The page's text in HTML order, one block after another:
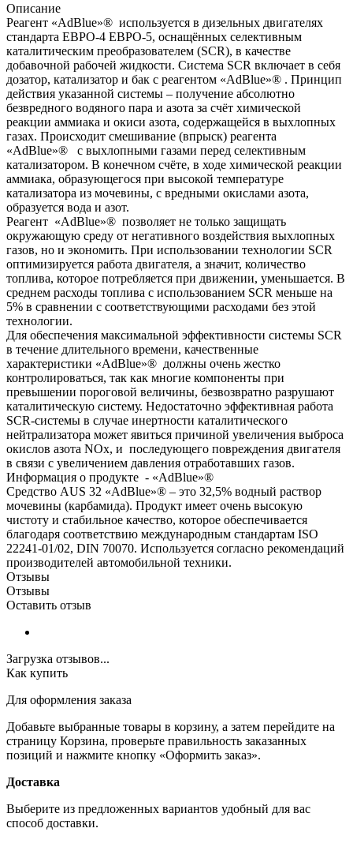
Описание
Реагент «AdBlue»® используется в дизельных двигателях
стандарта ЕВРО-4 ЕВРО-5, оснащённых селективным
каталитическим преобразователем (SCR), в качестве
добавочной рабочей жидкости. Система SCR включает в себя
дозатор, катализатор и бак с реагентом «AdBlue»® . Принцип
действия указанной системы – получение абсолютно
безвредного водяного пара и азота за счёт химической
реакции аммиака и окиси азота, содержащейся в выхлопных
газах. Происходит смешивание (впрыск) реагента
«AdBlue»® с выхлопными газами перед селективным
катализатором. В конечном счёте, в ходе химической реакции
аммиака, образующегося при высокой температуре
катализатора из мочевины, с вредными окислами азота,
образуется вода и азот.
Реагент «AdBlue»® позволяет не только защищать
окружающую среду от негативного воздействия выхлопных
газов, но и экономить. При использовании технологии SCR
оптимизируется работа двигателя, а значит, количество
топлива, которое потребляется при движении, уменьшается. В
среднем расходы топлива с использованием SCR меньше на
5% в сравнении с соответствующими расходами без этой
технологии.
Для обеспечения максимальной эффективности системы SCR
в течение длительного времени, качественные
характеристики «AdBlue»® должны очень жестко
контролироваться, так как многие компоненты при
превышении пороговой величины, безвозвратно разрушают
каталитическую систему. Недостаточно эффективная работа
SCR-системы в случае инертности каталитического
нейтрализатора может явиться причиной увеличения выброса
окислов азота NOx, и последующего повреждения двигателя
в связи с увеличением давления отработавших газов.
Информация о продукте - «AdBlue»®
Средство AUS 32 «AdBlue»® – это 32,5% водный раствор
мочевины (карбамида). Продукт имеет очень высокую
чистоту и стабильное качество, которое обеспечивается
благодаря соответствию международным стандартам ISO
22241-01/02, DIN 70070. Используется согласно рекомендаций
производителей автомобильной техники.
Отзывы
Отзывы
Оставить отзыв
Загрузка отзывов...
Как купить
Для оформления заказа
Добавьте выбранные товары в корзину, а затем перейдите на
страницу Корзина, проверьте правильность заказанных
позиций и нажмите кнопку «Оформить заказ».
Доставка
Выберите из предложенных вариантов удобный для вас
способ доставки.